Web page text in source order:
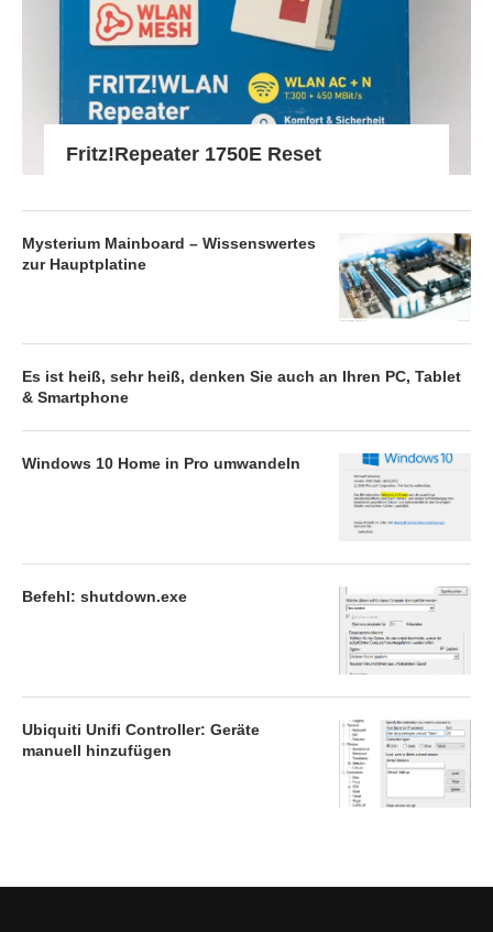
Fritz!Repeater 1750E Reset
Mysterium Mainboard – Wissenswertes
zur Hauptplatine
Es ist heiß, sehr heiß, denken Sie auch an Ihren PC, Tablet
& Smartphone
Windows 10 Home in Pro umwandeln
Befehl: shutdown.exe
Ubiquiti Unifi Controller: Geräte
manuell hinzufügen